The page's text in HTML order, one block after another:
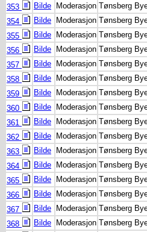
353
Bilde Moderasjon Tønsberg
354
Bilde Moderasjon Tønsberg
355
Bilde Moderasjon Tønsberg
356
Bilde Moderasjon Tønsberg
357
Bilde Moderasjon Tønsberg
358
Bilde Moderasjon Tønsberg
359
Bilde Moderasjon Tønsberg
360
Bilde Moderasjon Tønsberg
361
Bilde Moderasjon Tønsberg
362
Bilde Moderasjon Tønsberg
363
Bilde Moderasjon Tønsberg
364
Bilde Moderasjon Tønsberg
365
Bilde Moderasjon Tønsberg
366
Bilde Moderasjon Tønsberg
367
Bilde Moderasjon Tønsberg
368
Bilde Moderasjon Tønsberg